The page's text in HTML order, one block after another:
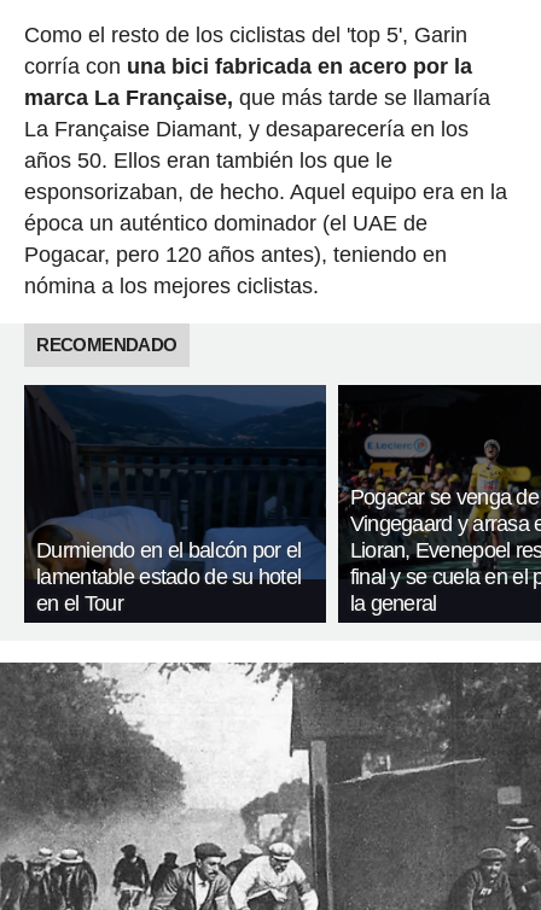
Como el resto de los ciclistas del 'top 5', Garin
corría con una bici fabricada en acero por la
marca La Française, que más tarde se llamaría
La Française Diamant, y desaparecería en los
años 50. Ellos eran también los que le
esponsorizaban, de hecho. Aquel equipo era en la
época un auténtico dominador (el UAE de
Pogacar, pero 120 años antes), teniendo en
nómina a los mejores ciclistas.
RECOMENDADO
Durmiendo en el balcón por el
lamentable estado de su hotel
en el Tour
Pogacar se venga de
Vingegaard y arrasa
Lioran, Evenepoel
final y se cuela en el
la general